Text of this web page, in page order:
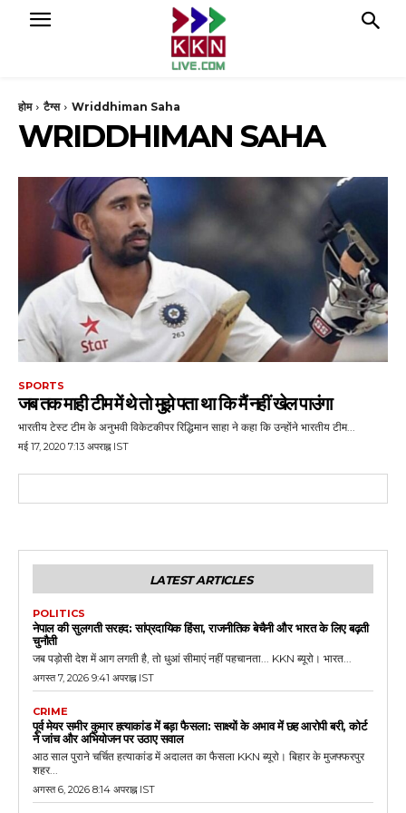
होम टैग्स Wriddhiman Saha
WRIDDHIMAN SAHA
SPORTS
जब तक माही टीम में थे तो मुझे पता था कि मैं नहीं खेल पाउंगा
भारतीय टेस्ट टीम के अनुभवी विकेटकीपर रिद्धिमान साहा ने कहा कि उन्होंने भारतीय टीम...
मई 17, 2020 7:13 अपराह्न IST
LATEST ARTICLES
POLITICS
नेपाल की सुलगती सरहद: सांप्रदायिक हिंसा, राजनीतिक बेचैनी और भारत के लिए बढ़ती
चुनौती
जब पड़ोसी देश में आग लगती है, तो धुआं सीमाएं नहीं पहचानता... KKN ब्यूरो। भारत...
अगस्त 7, 2026 9:41 अपराह्न IST
CRIME
पूर्व मेयर समीर कुमार हत्याकांड में बड़ा फैसला: साक्ष्यों के अभाव में छह आरोपी बरी, कोर्ट
ने जांच और अभियोजन पर उठाए सवाल
आठ साल पुराने चर्चित हत्याकांड में अदालत का फैसला KKN ब्यूरो। बिहार के मुजफ्फरपुर
शहर...
अगस्त 6, 2026 8:14 अपराह्न IST